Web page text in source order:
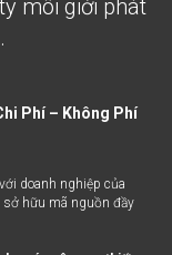
môi giới phát
Phí – Không Phí
doanh nghiệp của
sở hữu mã nguồn đầy